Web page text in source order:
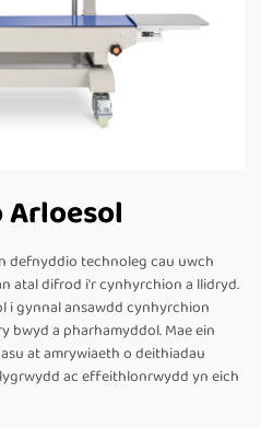
Arloesol
defnyddio technoleg cau uwch
atal difrod i'r cynhyrchion a llidryd.
i gynnal ansawdd cynhyrchion
bwyd a pharhamyddol. Mae ein
at amrywiaeth o deithiadau
ac effeithlonrwydd yn eich